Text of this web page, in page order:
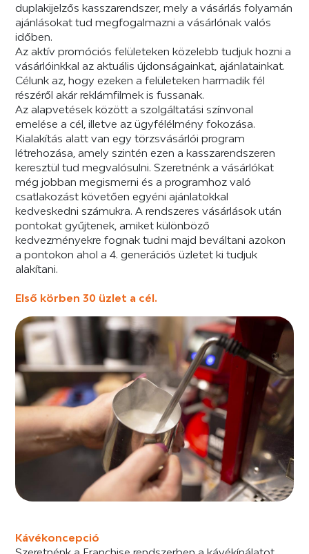
duplakijelzős kasszarendszer, mely a vásárlás folyamán
ajánlásokat tud megfogalmazni a vásárlónak valós
időben.
Az aktív promóciós felületeken közelebb tudjuk hozni a
vásárlóinkkal az aktuális újdonságainkat, ajánlatainkat.
Célunk az, hogy ezeken a felületeken harmadik fél
részéről akár reklámfilmek is fussanak.
Az alapvetések között a szolgáltatási színvonal
emelése a cél, illetve az ügyfélélmény fokozása.
Kialakítás alatt van egy törzsvásárlói program
létrehozása, amely szintén ezen a kasszarendszeren
keresztül tud megvalósulni. Szeretnénk a vásárlókat
még jobban megismerni és a programhoz való
csatlakozást követően egyéni ajánlatokkal
kedveskedni számukra. A rendszeres vásárlások után
pontokat gyűjtenek, amiket különböző
kedvezményekre fognak tudni majd beváltani azokon
a pontokon ahol a 4. generációs üzletet ki tudjuk
alakítani.
Első körben 30 üzlet a cél.
Kávékoncepció